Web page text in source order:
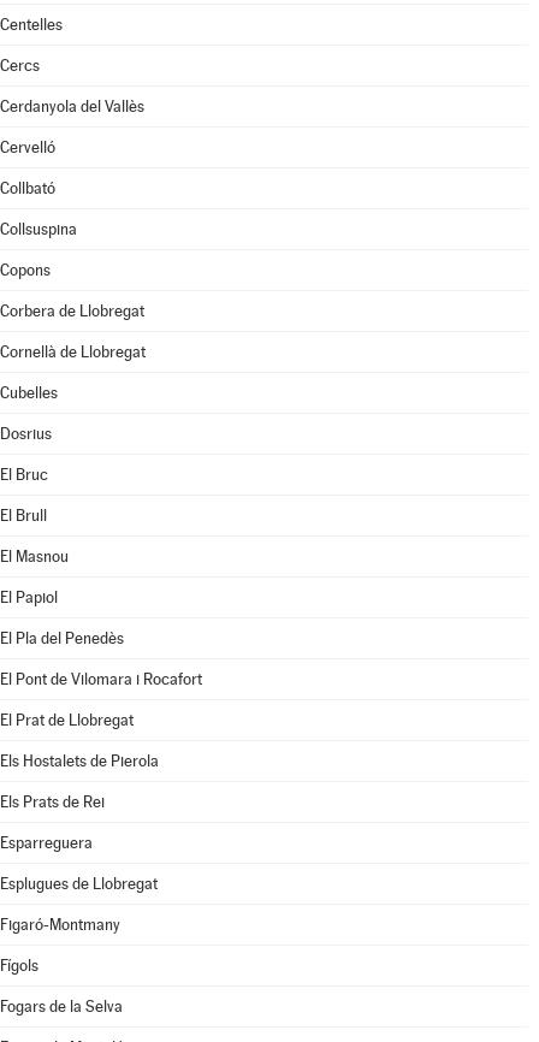
Centelles
Cercs
Cerdanyola del Vallès
Cervelló
Collbató
Collsuspina
Copons
Corbera de Llobregat
Cornellà de Llobregat
Cubelles
Dosrius
El Bruc
El Brull
El Masnou
El Papiol
El Pla del Penedès
El Pont de Vilomara i Rocafort
El Prat de Llobregat
Els Hostalets de Pierola
Els Prats de Rei
Esparreguera
Esplugues de Llobregat
Figaró-Montmany
Fígols
Fogars de la Selva